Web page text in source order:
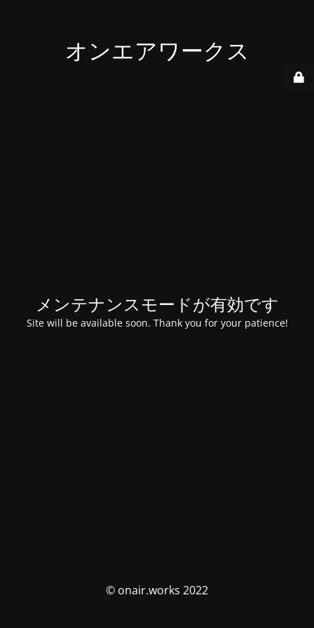
オンエアワークス
メンテナンスモードが有効です
Site will be available soon. Thank you for your patience!
© onair.works 2022